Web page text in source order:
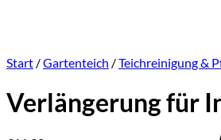
Start /Gartenteich /Teichreinigung &
Verlängerung für